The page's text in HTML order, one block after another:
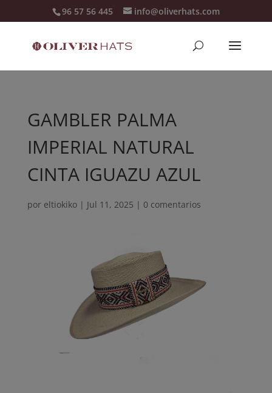
96 57 56 445 info@oliverhats.com
GAMBLER PALMA
IMPERIAL NATURAL
CINTA IGUAZU AZUL
por eltiokiko| Jul 11, 2025 | 0 comentarios